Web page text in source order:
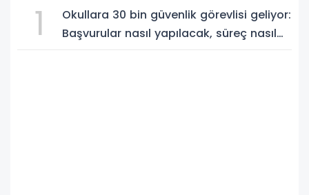
1
Okullara 30 bin güvenlik görevlisi geliyor:
Başvurular nasıl yapılacak, süreç nasıl